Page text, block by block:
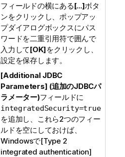
フィールドの横にある[...]ボタ
ンをクリックし、ポップアッ
プダイアログボックスにパス
ワードを二重引用符で囲んで
入力して[OK]をクリックし、
設定を保存します。
[Additional JDBC
Parameters] (追加のJDBCパ
ラメーター)フィールドに
integratedSecurity=true
を追加し、これら2つのフィー
ルドを空にしておけば、
Windowsで[Type 2
integrated authentication]